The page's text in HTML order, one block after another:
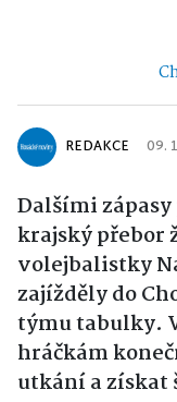
REDAKCE 09.
Dalšími
krajský přebor
volejbalistky
zajížděly do
týmu tabulky.
hráčkám
utkání a získat